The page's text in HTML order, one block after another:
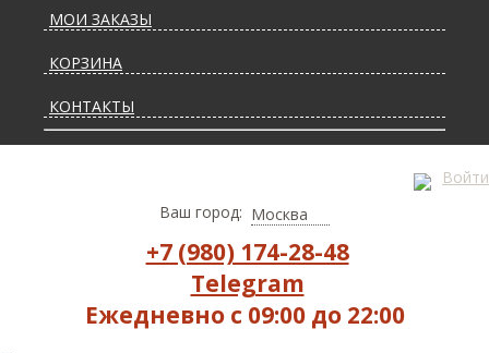
МОИ ЗАКАЗЫ
КОРЗИНА
КОНТАКТЫ
ДОСТАВКА И ОПЛАТА
Войти
Ваш город: Москва
+7 (980) 174-28-48
Telegram
Ежедневно с 09:00 до 22:00